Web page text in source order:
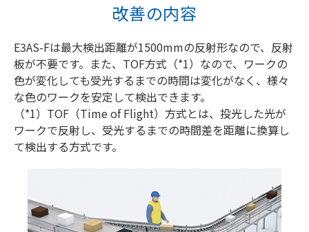
改善の内容
E3AS-Fは最大検出距離が1500mmの反射形なので、反射
板が不要です。また、TOF方式（*1）なので、ワークの
色が変化しても受光するまでの時間は変化がなく、様々
な色のワークを安定して検出できます。
（*1）TOF（Time of Flight）方式とは、投光した光が
ワークで反射し、受光するまでの時間差を距離に換算し
て検出する方式です。